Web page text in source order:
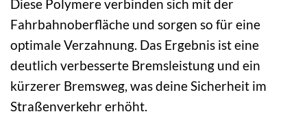
Diese Polymere verbinden sich mit der
Fahrbahnoberfläche und sorgen so für eine
optimale Verzahnung. Das Ergebnis ist eine
deutlich verbesserte Bremsleistung und ein
kürzerer Bremsweg, was deine Sicherheit im
Straßenverkehr erhöht.